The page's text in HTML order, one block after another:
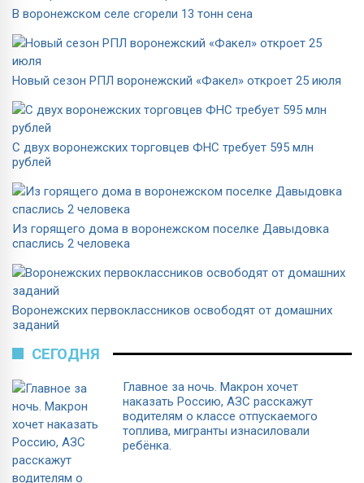
В воронежском селе сгорели 13 тонн сена
Новый сезон РПЛ воронежский «Факел» откроет 25 июля
С двух воронежских торговцев ФНС требует 595 млн
рублей
Из горящего дома в воронежском поселке Давыдовка
спаслись 2 человека
Воронежских первоклассников освободят от домашних
заданий
СЕГОДНЯ
Главное за ночь. Макрон хочет
наказать Россию, АЗС расскажут
водителям о классе отпускаемого
топлива, мигранты изнасиловали
ребёнка.